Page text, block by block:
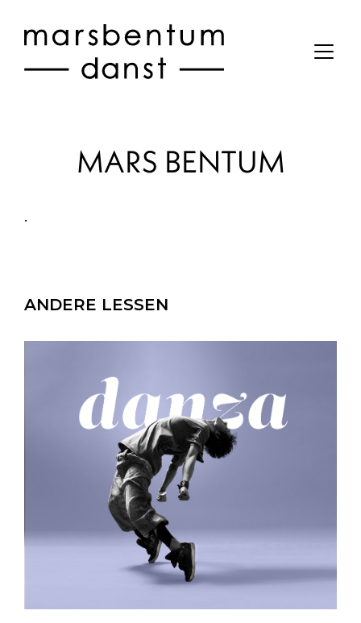
MARS BENTUM
.
ANDERE LESSEN